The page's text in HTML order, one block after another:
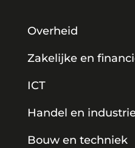
Overheid
Zakelijke en
ICT
Handel en
Bouw en techniek